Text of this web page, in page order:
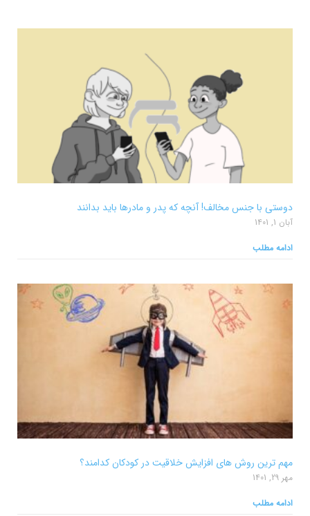
دوستی با جنس مخالف! آنچه که پدر و مادرها باید بدانند
آبان 1, 1401
ادامه مطلب
مهم ترین روش های افزایش خلاقیت در کودکان کدامند؟
مهر 29, 1401
ادامه مطلب